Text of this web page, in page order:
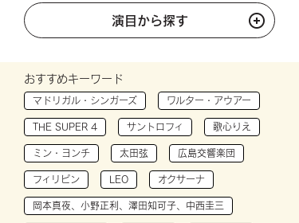
演目から探す
おすすめキーワード
マドリガル・シンガーズ ワルター・アウアー
THE SUPER 4 サントロフィ 歌心りえ
ミン・ヨンチ 太田弦 広島交響楽団
フィリピン LEO オクサーナ
岡本真夜、小野正利、澤田知可子、中西圭三